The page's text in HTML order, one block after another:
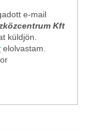
e-mail
Kft
küldjön.
elolvastam.